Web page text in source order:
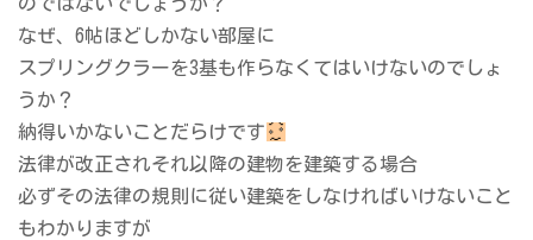
なぜ、6帖ほどしかない部屋に
スプリングクラーを3基も作らなくてはいけないのでしょ
うか？
納得いかないことだらけです
法律が改正されそれ以降の建物を建築する場合
必ずその法律の規則に従い建築をしなければいけないこと
もわかりますが